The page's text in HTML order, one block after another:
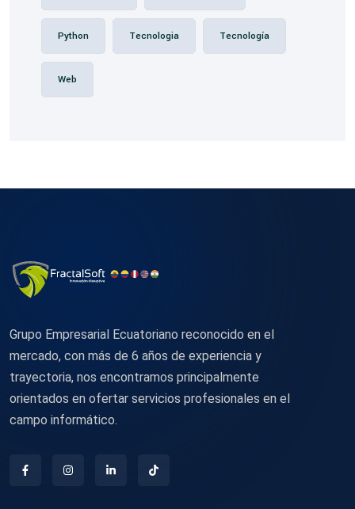
Python Tecnologia Tecnología
Web
Grupo Empresarial Ecuatoriano reconocido en el
mercado, con más de 6 años de experiencia y
trayectoria, nos encontramos principalmente
orientados en ofertar servicios profesionales en el
campo informático.